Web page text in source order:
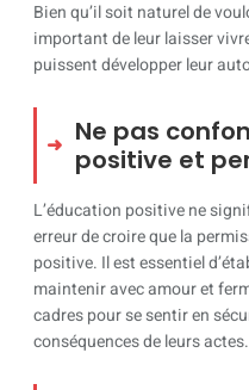
Bien qu’il soit naturel de
important de leur laisser
puissent développer leur
Ne pas
positive et
L’éducation positive ne
erreur de croire que la
positive. Il est essentiel
maintenir avec amour et
cadres pour se sentir en
conséquences de leurs actes.